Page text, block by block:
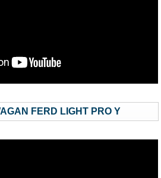
FERD LIGHT PRO Y